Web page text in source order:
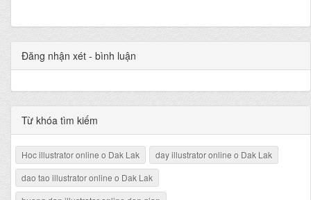
Đăng nhận xét - bình luận
Từ khóa tìm kiếm
Hoc illustrator online o Dak Lak
day illustrator online o Dak Lak
dao tao illustrator online o Dak Lak